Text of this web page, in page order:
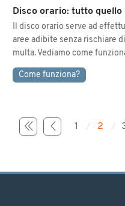
Disco orario: tutto quello
Il disco orario serve ad
aree adibite senza rischiare
multa. Vediamo come
Come funziona?
1 2